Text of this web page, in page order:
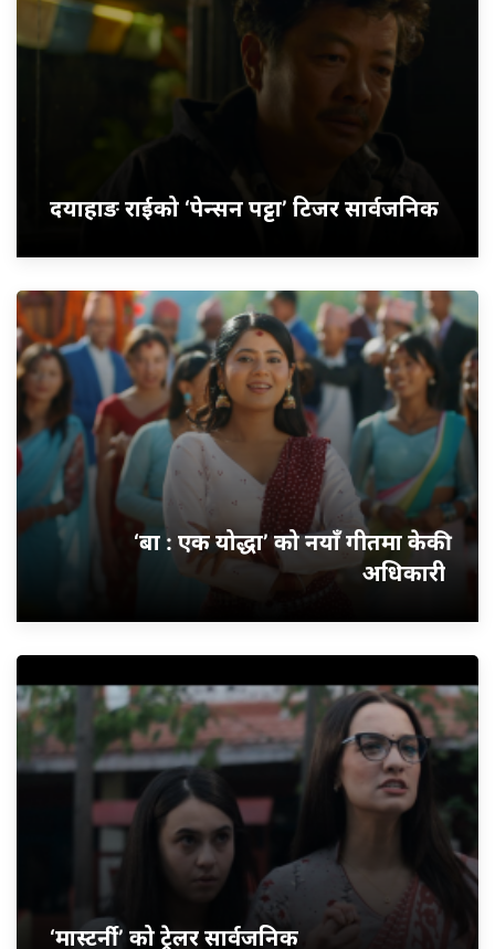
दयाहाङ राईको ‘पेन्सन पट्टा’ टिजर सार्वजनिक
‘बा : एक योद्धा’ को नयाँ गीतमा केकी
अधिकारी
‘मास्टर्नी’ को ट्रेलर सार्वजनिक